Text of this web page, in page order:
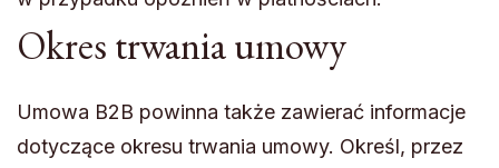
Okres trwania umowy
Umowa B2B powinna także zawierać informacje
dotyczące okresu trwania umowy. Określ, przez